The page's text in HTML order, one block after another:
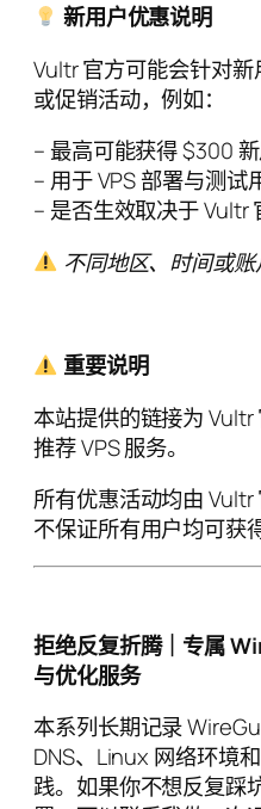
新用户优惠说明
Vultr 官方可能会针对
或促销活动，例如：
– 最高可能获得 $300
– 用于 VPS 部署与测试
– 是否生效取决于 Vultr
不同地区、时间或账
重要说明
本站提供的链接为
推荐 VPS 服务。
所有优惠活动均由
不保证所有用户均可获
拒绝反复折腾｜专属
与优化服务
本系列长期记录
DNS、Linux 网络环境
践。如果你不想反复踩